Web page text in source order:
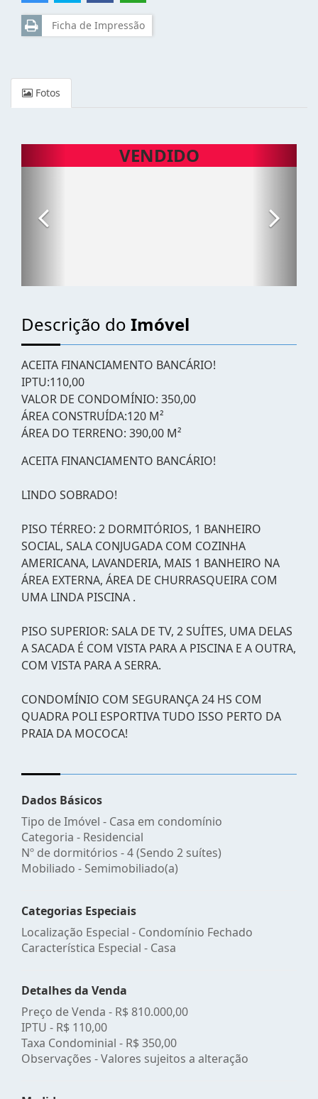
Ficha de Impressão
Fotos
Descrição do Imóvel
ACEITA FINANCIAMENTO BANCÁRIO!
IPTU:110,00
VALOR DE CONDOMÍNIO: 350,00
ÁREA CONSTRUÍDA:120 M²
ÁREA DO TERRENO: 390,00 M²
ACEITA FINANCIAMENTO BANCÁRIO!
LINDO SOBRADO!
PISO TÉRREO: 2 DORMITÓRIOS, 1 BANHEIRO
SOCIAL, SALA CONJUGADA COM COZINHA
AMERICANA, LAVANDERIA, MAIS 1 BANHEIRO NA
ÁREA EXTERNA, ÁREA DE CHURRASQUEIRA COM
UMA LINDA PISCINA .
PISO SUPERIOR: SALA DE TV, 2 SUÍTES, UMA DELAS
A SACADA É COM VISTA PARA A PISCINA E A OUTRA,
COM VISTA PARA A SERRA.
CONDOMÍNIO COM SEGURANÇA 24 HS COM
QUADRA POLI ESPORTIVA TUDO ISSO PERTO DA
PRAIA DA MOCOCA!
Dados Básicos
Tipo de Imóvel - Casa em condomínio
Categoria - Residencial
Nº de dormitórios - 4 (Sendo 2 suítes)
Mobiliado - Semimobiliado(a)
Categorias Especiais
Localização Especial - Condomínio Fechado
Característica Especial - Casa
Detalhes da Venda
Preço de Venda - R$ 810.000,00
IPTU - R$ 110,00
Taxa Condominial - R$ 350,00
Observações - Valores sujeitos a alteração